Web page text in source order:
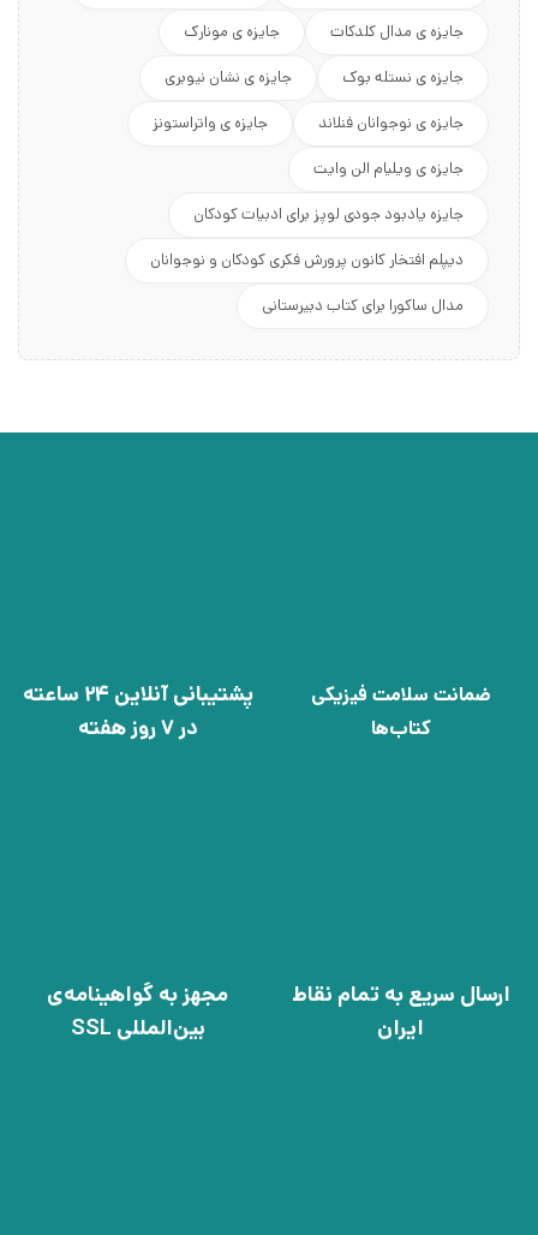
جایزه ی مدال کلدکات
جایزه ی مونارک
جایزه ی نستله بوک
جایزه ی نشان نیوبری
جایزه ی نوجوانان فنلاند
جایزه ی واتراستونز
جایزه ی ویلیام الن وایت
جایزه یادبود جودی لوپز برای ادبیات کودکان
دیپلم افتخار کانون پرورش فکری کودکان و نوجوانان
مدال ساکورا برای کتاب دبیرستانی
ضمانت سلامت فیزیکی
کتاب‌ها
پشتیبانی آنلاین 24 ساعته
در 7 روز هفته
ارسال سریع به تمام نقاط
ایران
مجهز به گواهینامه‌ی
بین‌المللی SSL